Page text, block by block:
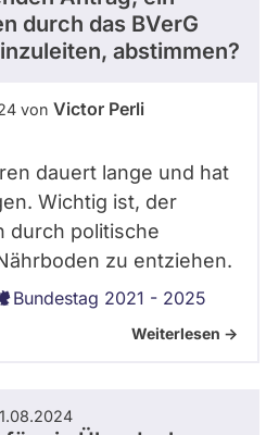
durch das BVerG
abstimmen?
von Victor Perli
dauert lange und hat
Wichtig ist, der
durch politische
zu entziehen.
Bundestag 2021 - 2025
Weiterlesen ->